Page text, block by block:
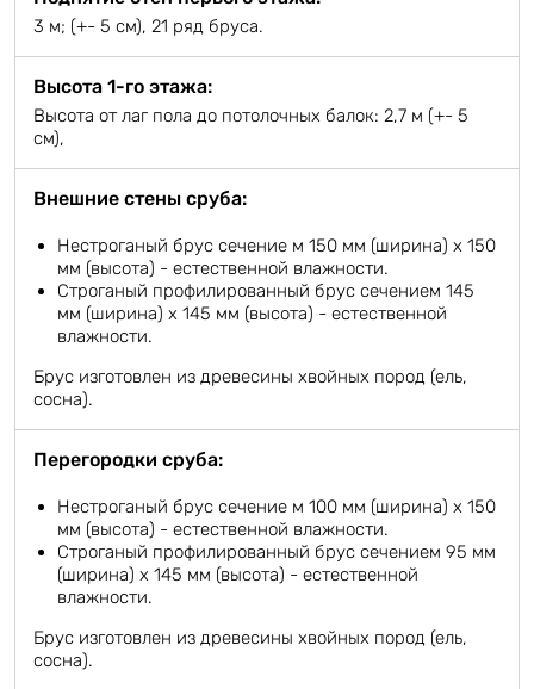
3 м; (+- 5 см), 21 ряд бруса.
Высота 1-го этажа:
Высота от лаг пола до потолочных балок: 2,7 м (+- 5
см),
Внешние стены сруба:
Нестроганый брус сечение м 150 мм (ширина) х 150
мм (высота) - естественной влажности.
Строганый профилированный брус сечением 145
мм (ширина) х 145 мм (высота) - естественной
влажности.
Брус изготовлен из древесины хвойных пород (ель,
сосна).
Перегородки сруба:
Нестроганый брус сечение м 100 мм (ширина) х 150
мм (высота) - естественной влажности.
Строганый профилированный брус сечением 95 мм
(ширина) х 145 мм (высота) - естественной
влажности.
Брус изготовлен из древесины хвойных пород (ель,
сосна).